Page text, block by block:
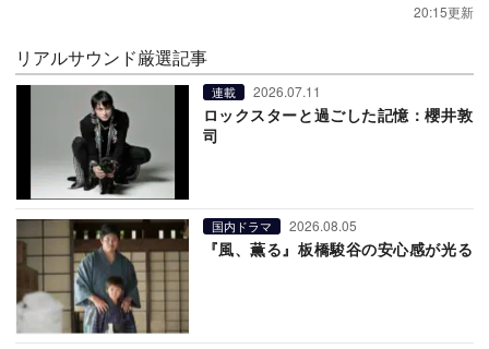
20:15更新
リアルサウンド厳選記事
連載 2026.07.11
ロックスターと過ごした記憶：櫻井敦
司
国内ドラマ 2026.08.05
『風、薫る』板橋駿谷の安心感が光る